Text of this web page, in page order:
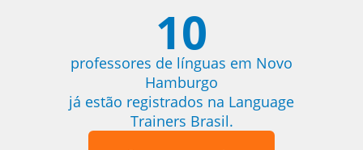
10
professores de línguas em Novo
Hamburgo
já estão registrados na Language
Trainers Brasil.